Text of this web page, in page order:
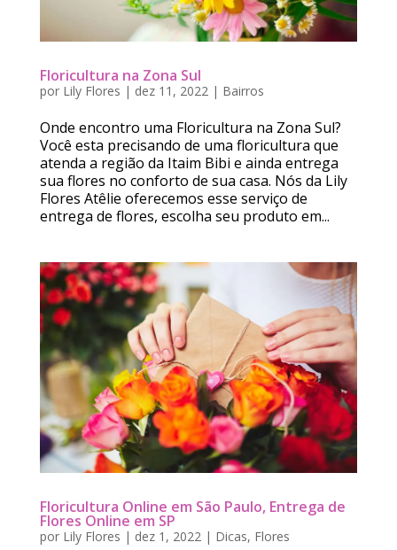
Floricultura na Zona Sul
por Lily Flores | dez 11, 2022 | Bairros
Onde encontro uma Floricultura na Zona Sul?
Você esta precisando de uma floricultura que
atenda a região da Itaim Bibi e ainda entrega
sua flores no conforto de sua casa. Nós da Lily
Flores Atêlie oferecemos esse serviço de
entrega de flores, escolha seu produto em...
Floricultura Online em São Paulo, Entrega de
Flores Online em SP
por Lily Flores | dez 1, 2022| Dicas, Flores